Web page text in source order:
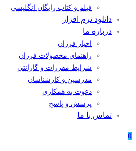
فیلم و کتاب رایگان انگلیسی
دانلود نرم افزار
درباره ما
اخبار فرزان
راهنمای محصولات فرزان
شرایط مقررات و گارانتی
مدرسین و کارشناسان
دعوت به همکاری
پرسش و پاسخ
تماس با ما
0